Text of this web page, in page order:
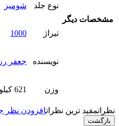
مشخصات دیگر
نوع جلد شومیز
تیراژ 1000
نویسنده جعفر
وزن 621 کیلوگرم
نظراتمفید ترین نظراتافزودن نظر
بازگشت